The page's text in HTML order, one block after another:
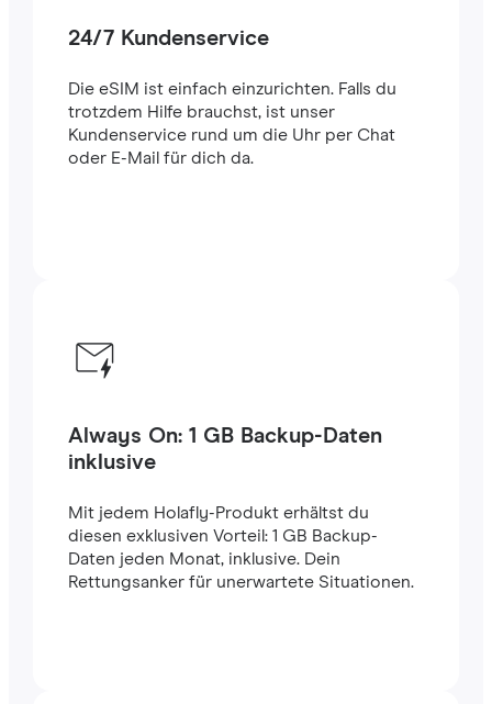
24/7 Kundenservice
Die eSIM ist einfach einzurichten. Falls du
trotzdem Hilfe brauchst, ist unser
Kundenservice rund um die Uhr per Chat
oder E-Mail für dich da.
Always On: 1 GB Backup-Daten
inklusive
Mit jedem Holafly-Produkt erhältst du
diesen exklusiven Vorteil: 1 GB Backup-
Daten jeden Monat, inklusive. Dein
Rettungsanker für unerwartete Situationen.